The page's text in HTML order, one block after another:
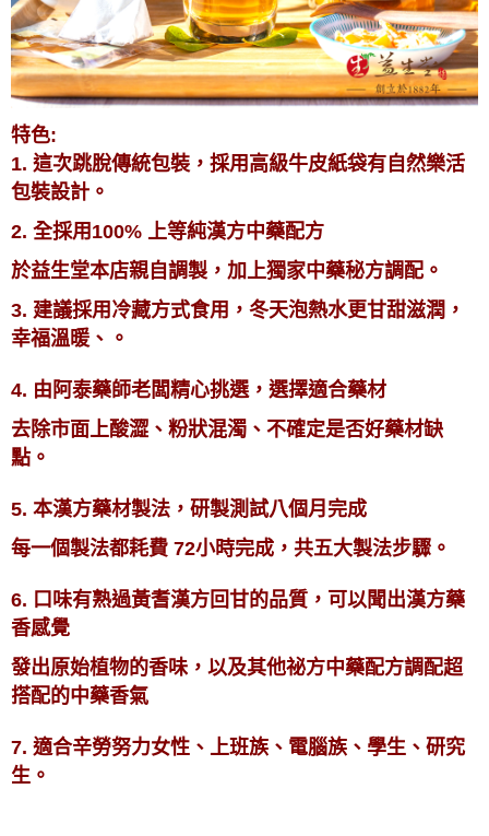
特色:
1. 這次跳脫傳統包裝，採用高級牛皮紙袋有自然樂活
包裝設計。
2. 全採用100% 上等純漢方中藥配方
於益生堂本店親自調製， 加上獨家中藥秘方調配。
3. 建議採用冷藏方式食用，冬天泡熱水更甘甜滋潤，
幸福溫暖、。
4. 由阿泰藥師老闆精心挑選，選擇適合藥材
去除市面上酸澀、粉狀混濁、不確定是否好藥材缺
點。
5. 本漢方藥材製法，研製測試八個月完成
每一個製法都耗費 72小時完成，共五大製法步驟。
6. 口味有熟過黃耆漢方回甘的品質，可以聞出漢方藥
香感覺
發出原始植物的香味，以及其他祕方中藥配方調配超
搭配的中藥香氣
7. 適合辛勞努力女性、上班族、電腦族、學生、研究
生。